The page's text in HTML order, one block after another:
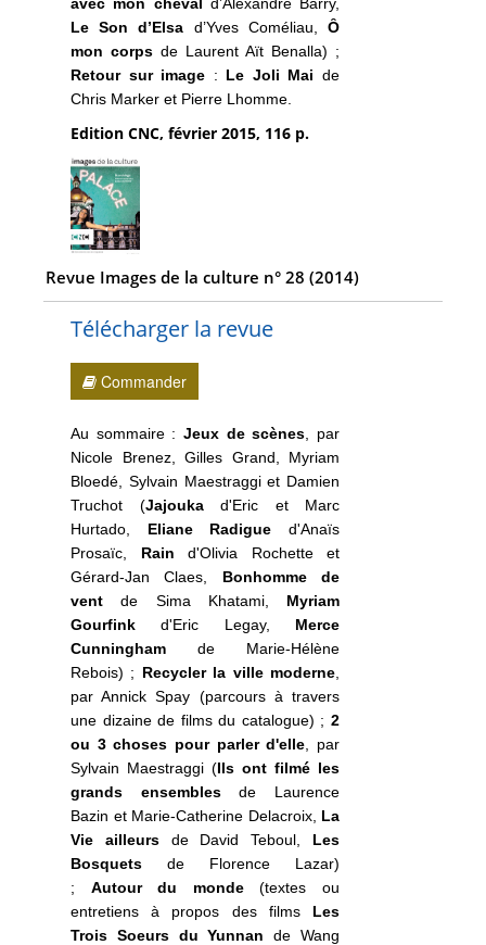
Le Son d’Elsa d’Yves Coméliau,Ȏ
mon corpsde Laurent Aït Benalla) ;
Retour sur image : Le Joli Mai de
Chris Marker et Pierre Lhomme.
Edition CNC, février 2015, 116 p.
Revue Images de la culture n° 28 (2014)
Télécharger la revue
Commander
Au sommaire :Jeux de scènes , par
Nicole Brenez, Gilles Grand, Myriam
Bloedé, Sylvain Maestraggi et Damien
Truchot (Jajoukad'Eric et Marc
Hurtado, Eliane Radigue d'Anaïs
Prosaïc, Rain d'Olivia Rochette et
Gérard-Jan Claes, Bonhomme de
vent de Sima Khatami, Myriam
Gourfinkd'Eric Legay, Merce
Cunningham de Marie-Hélène
Rebois) ; Recycler la ville moderne
par Annick Spay (parcours à travers
une dizaine de films du catalogue) ;2
ou 3 choses pour parler d'elle , par
Sylvain Maestraggi (Ils ont filmé les
grands ensemblesde Laurence
Bazin et Marie-Catherine Delacroix, La
Vie ailleursde David Teboul, Les
Bosquetsde Florence Lazar)
; Autour du monde(textes ou
entretiens à propos des films Les
Trois Soeurs du Yunnan de Wang